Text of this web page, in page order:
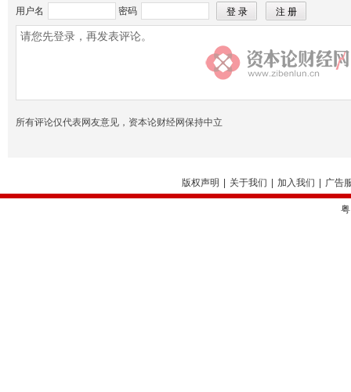
用户名 密码
所有评论仅代表网友意见，资本论财经网保持中立
版权声明 关于我们 加入我们 广告